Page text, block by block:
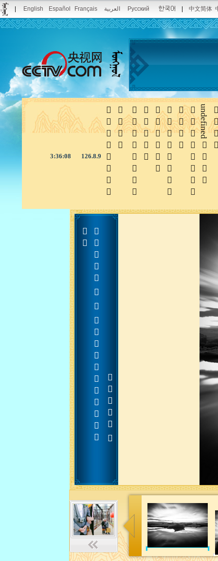
English Español Français العربية Русский 中文简体
3:36:08 126.8.9

 undefined












































